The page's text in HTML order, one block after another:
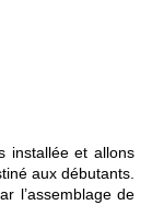
installée et allons
aux débutants.
l’assemblage de